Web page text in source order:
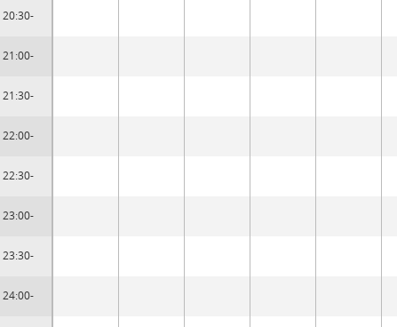
20:30-
21:00-
21:30-
22:00-
22:30-
23:00-
23:30-
24:00-